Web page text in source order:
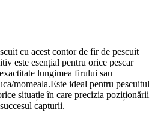
cu acest contor de fir de pescuit
este esențial pentru orice pescar
lungimea firului sau
momeala.Este ideal pentru pescuitul
situație în care precizia poziționării
capturii.